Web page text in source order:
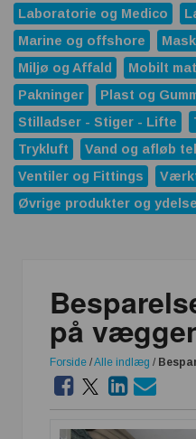
Laboratorie og Medico
Marine og offshore
Miljø og Affald
Mobilt
Pakninger
Plast og
Stilladser - Stiger - Lifte
Trykluft
Vand og afløb
Ventiler og Fittings
Øvrige produkter og
på
Forside /Alle indlæg /